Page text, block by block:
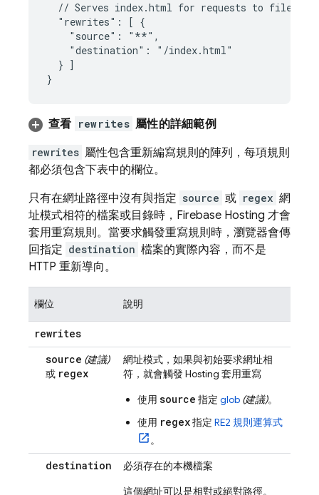
// Serves index.html for requests to files
  "rewrites": [ {
    "source": "**",
    "destination": "/index.html"
  } ]
查看 rewrites 屬性的詳細範例
rewrites 屬性包含重新編寫規則的陣列，每項規則
都必須包含下表中的欄位。
只有在網址路徑中沒有與指定 source 或 regex 網
址模式相符的檔案或目錄時， Firebase Hosting 才會
套用重寫規則。當要求觸發重寫規則時，瀏覽器會傳
回指定 destination 檔案的實際內容，而不是
HTTP 重新導向。
欄位 說明
rewrites
source (建議)
或 regex
網址模式，如果與初始要求網址相
符，就會觸發 Hosting 套用重寫
使用 source 指定 glob (建議)。
使用 regex指定 RE2 規則運算式
。
destination
必須存在的本機檔案
這個網址可以是相對或絕對路徑。